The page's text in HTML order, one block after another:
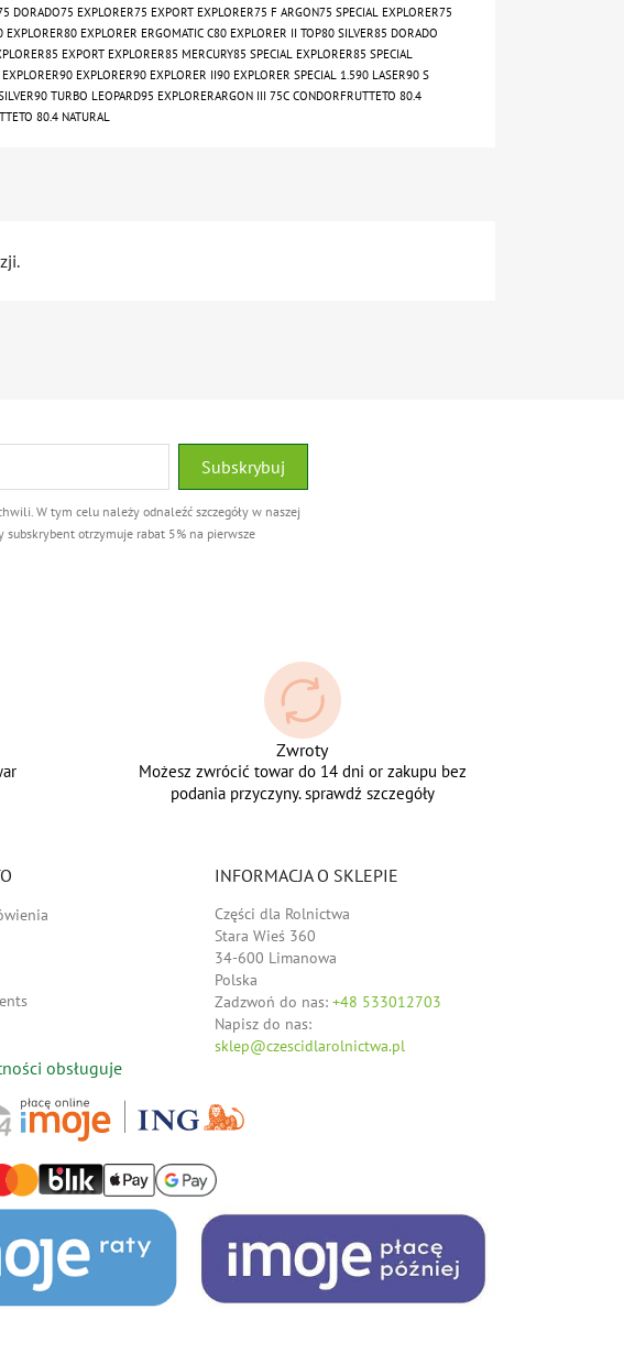
DORADO75 EXPLORER75 EXPORT EXPLORER75 F ARGON75 SPECIAL EXPLORER75
EXPLORER80 EXPLORER ERGOMATIC C80 EXPLORER II TOP80 SILVER85 DORADO
EXPORT EXPLORER85 MERCURY85 SPECIAL EXPLORER85 SPECIAL
EXPLORER90 EXPLORER90 EXPLORER II90 EXPLORER SPECIAL 1.590 LASER90 S
TURBO LEOPARD95 EXPLORERARGON III 75C CONDORFRUTTETO 80.4
80.4 NATURAL
W tym celu należy odnaleźć szczegóły w naszej
subskrybent otrzymuje rabat 5% na pierwsze
Zwroty
Możesz zwrócić towar do 14 dni or zakupu bez
podania przyczyny. sprawdź szczegóły
INFORMACJA O SKLEPIE
Części dla Rolnictwa
Stara Wieś 360
34-600 Limanowa
Polska
Zadzwoń do nas: +48 533012703
Napisz do nas:
sklep@czescidlarolnictwa.pl
obsługuje